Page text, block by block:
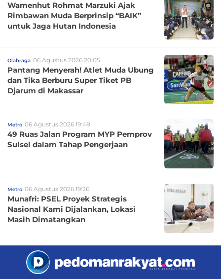
Wamenhut Rohmat Marzuki Ajak
Rimbawan Muda Berprinsip “BAIK”
untuk Jaga Hutan Indonesia
Olahraga 06 Agustus 2026 20:05
Pantang Menyerah! Atlet Muda Ubung
dan Tika Berburu Super Tiket PB
Djarum di Makassar
Metro 06 Agustus 2026 19:48
49 Ruas Jalan Program MYP Pemprov
Sulsel dalam Tahap Pengerjaan
Metro 06 Agustus 2026 19:26
Munafri: PSEL Proyek Strategis
Nasional Kami Dijalankan, Lokasi
Masih Dimatangkan